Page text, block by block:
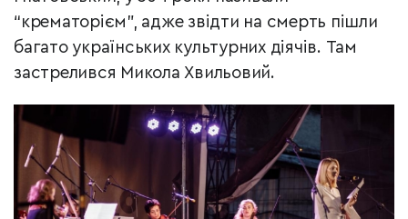
“крематорієм”, адже звідти на смерть пішли
багато українських культурних діячів. Там
застрелився Микола Хвильовий.